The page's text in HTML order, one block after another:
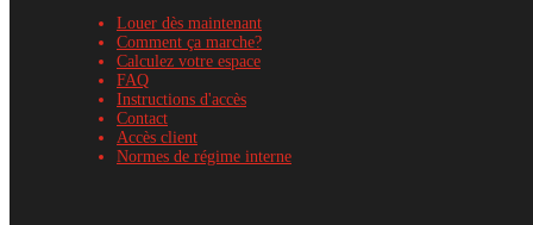
Louer dès maintenant
Comment ça marche?
Calculez votre espace
FAQ
Instructions d'accès
Contact
Accès client
Normes de régime interne